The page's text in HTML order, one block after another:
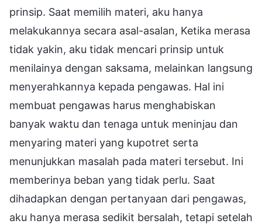
prinsip. Saat memilih materi, aku hanya
melakukannya secara asal-asalan, Ketika merasa
tidak yakin, aku tidak mencari prinsip untuk
menilainya dengan saksama, melainkan langsung
menyerahkannya kepada pengawas. Hal ini
membuat pengawas harus menghabiskan
banyak waktu dan tenaga untuk meninjau dan
menyaring materi yang kupotret serta
menunjukkan masalah pada materi tersebut. Ini
memberinya beban yang tidak perlu. Saat
dihadapkan dengan pertanyaan dari pengawas,
aku hanya merasa sedikit bersalah, tetapi setelah